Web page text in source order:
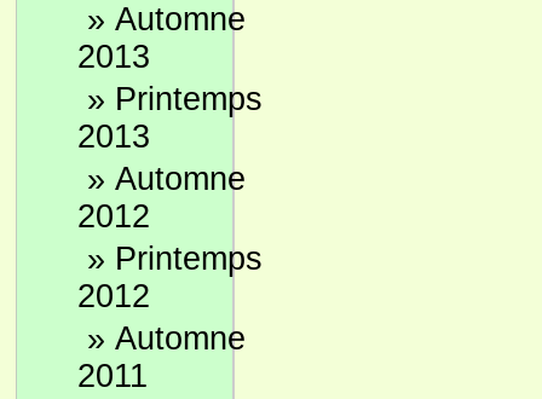
» Automne
2013
» Printemps
2013
» Automne
2012
» Printemps
2012
» Automne
2011